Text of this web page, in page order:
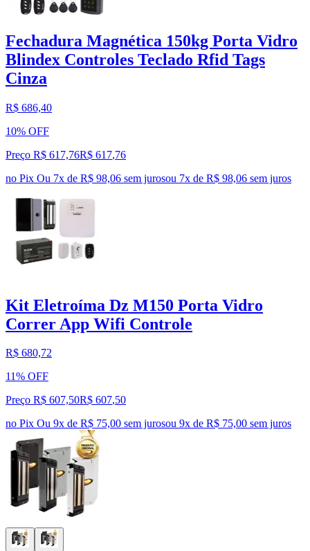
Fechadura Magnética 150kg Porta Vidro
Blindex Controles Teclado Rfid Tags
Cinza
R$ 686,40
10% OFF
Preço R$ 617,76R$ 617,76
no Pix Ou 7x de R$ 98,06 sem jurosou 7x de R$ 98,06 sem juros
Kit Eletroíma Dz M150 Porta Vidro
Correr App Wifi Controle
R$ 680,72
11% OFF
Preço R$ 607,50R$ 607,50
no Pix Ou 9x de R$ 75,00 sem jurosou 9x de R$ 75,00 sem juros